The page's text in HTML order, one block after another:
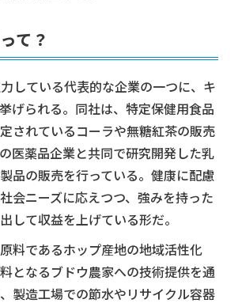
て？
している代表的な企業の一つに、キ
げられる。同社は、特定保健用食品
定されているコーラや無糖紅茶の販売
医薬品企業と共同で研究開発した乳
品の販売を行っている。健康に配慮
会ニーズに応えつつ、強みを持った
して収益を上げている形だ。
料であるホップ産地の地域活性化
となるブドウ農家への技術提供を通
製造工場での節水やリサイクル容器